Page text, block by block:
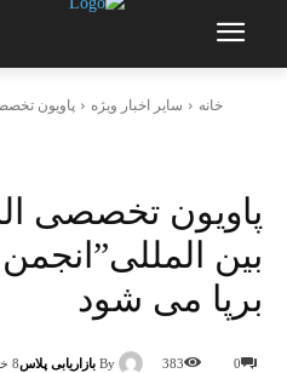
خانه سایر اخبار ویژه
پاویون
پاویون تخصصی
بین
برپا می شود
By بازاریابی پلاس8 خرداد 1402 0
383